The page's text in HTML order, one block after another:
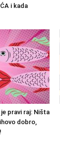
i kada
pravi raj: Ništa
dobro,